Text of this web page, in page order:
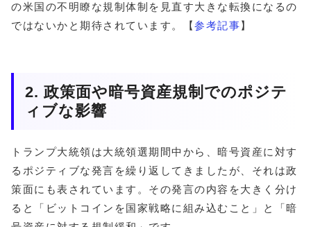
の米国の不明瞭な規制体制を見直す大きな転換になるの
ではないかと期待されています。【参考記事】
2. 政策面や暗号資産規制でのポジテ
ィブな影響
トランプ大統領は大統領選期間中から、暗号資産に対す
るポジティブな発言を繰り返してきましたが、それは政
策面にも表されています。その発言の内容を大きく分け
ると「ビットコインを国家戦略に組み込むこと」と「暗